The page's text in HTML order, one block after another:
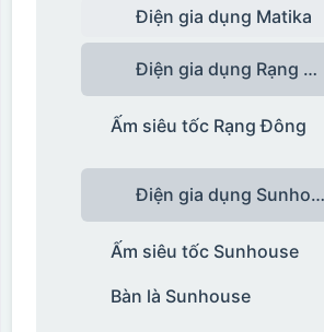
Điện gia dụng Matika
Điện gia dụng Rạng Đông
Ấm siêu tốc Rạng Đông
Điện gia dụng Sunhouse
Ấm siêu tốc Sunhouse
Bàn là Sunhouse